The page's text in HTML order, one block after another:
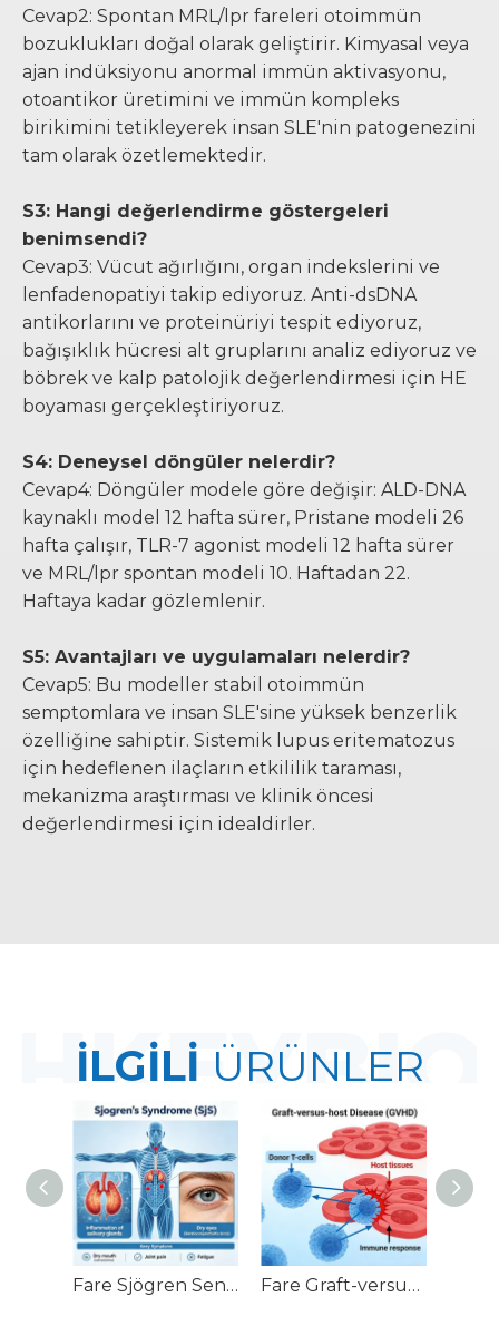
Cevap2: Spontan MRL/lpr fareleri otoimmün
bozuklukları doğal olarak geliştirir. Kimyasal veya
ajan indüksiyonu anormal immün aktivasyonu,
otoantikor üretimini ve immün kompleks
birikimini tetikleyerek insan SLE'nin patogenezini
tam olarak özetlemektedir.
S3: Hangi değerlendirme göstergeleri
benimsendi?
Cevap3: Vücut ağırlığını, organ indekslerini ve
lenfadenopatiyi takip ediyoruz. Anti-dsDNA
antikorlarını ve proteinüriyi tespit ediyoruz,
bağışıklık hücresi alt gruplarını analiz ediyoruz ve
böbrek ve kalp patolojik değerlendirmesi için HE
boyaması gerçekleştiriyoruz.
S4: Deneysel döngüler nelerdir?
Cevap4: Döngüler modele göre değişir: ALD-DNA
kaynaklı model 12 hafta sürer, Pristane modeli 26
hafta çalışır, TLR-7 agonist modeli 12 hafta sürer
ve MRL/lpr spontan modeli 10. Haftadan 22.
Haftaya kadar gözlemlenir.
S5: Avantajları ve uygulamaları nelerdir?
Cevap5: Bu modeller stabil otoimmün
semptomlara ve insan SLE'sine yüksek benzerlik
özelliğine sahiptir. Sistemik lupus eritematozus
için hedeflenen ilaçların etkililik taraması,
mekanizma araştırması ve klinik öncesi
değerlendirmesi için idealdirler.
İLGİLİ ÜRÜNLER
Fare Sjögren Sendromu (SjS) Modelleri Fare Graft-versus-Host Hastalığı (GVHD) Modelleri